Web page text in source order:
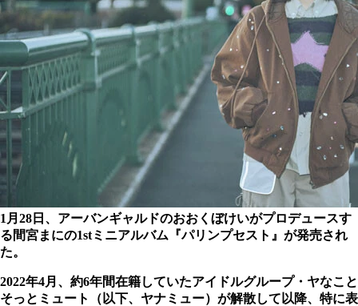
1月28日、アーバンギャルドのおおくぼけいがプロデュースす
る間宮まにの1stミニアルバム『パリンプセスト』が発売され
た。
2022年4月、約6年間在籍していたアイドルグループ・ヤなこと
そっとミュート（以下、ヤナミュー）が解散して以降、特に表